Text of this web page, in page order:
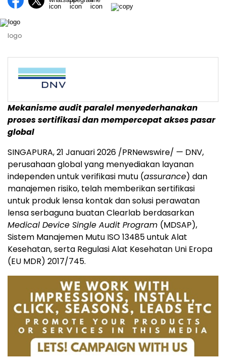
logo
Mekanisme audit paralel menyederhanakan
proses sertifikasi dan mempercepat akses pasar
global
SINGAPURA, 21 Januari 2026 /PRNewswire/ — DNV,
perusahaan global yang menyediakan layanan
independen untuk verifikasi mutu (assurance) dan
manajemen risiko, telah memberikan sertifikasi
untuk produk lensa kontak dan solusi perawatan
lensa serbaguna buatan Clearlab berdasarkan
Medical Device Single Audit Program (MDSAP),
Sistem Manajemen Mutu ISO 13485 untuk Alat
Kesehatan, serta Regulasi Alat Kesehatan Uni Eropa
(EU MDR) 2017/745.